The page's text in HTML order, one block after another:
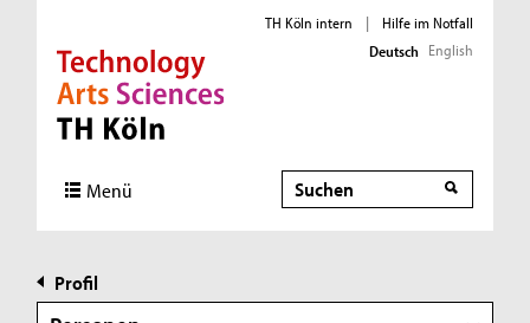
Direkt zur Hauptnavigation
Direkt zur Subnavigation
Direkt zum Inhalt
Direkt zum Fußbereich
TH Köln intern |
Hilfe im Notfall
Deutsch English
Menü Suche
Profil